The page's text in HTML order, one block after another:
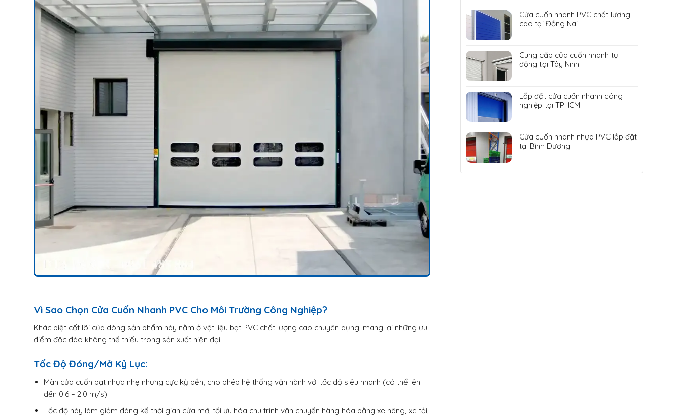
Vì Sao Chọn Cửa Cuốn Nhanh PVC Cho Môi Trường Công Nghiệp?
Khác biệt cốt lõi của dòng sản phẩm này nằm ở vật liệu bạt PVC chất lượng cao chuyên dụng, mang lại những ưu
điểm độc đáo không thể thiếu trong sản xuất hiện đại:
Tốc Độ Đóng/Mở Kỷ Lục:
Màn cửa cuốn bạt nhựa nhẹ nhưng cực kỳ bền, cho phép hệ thống vận hành với tốc độ siêu nhanh (có thể lên
đến 0.6 – 2.0 m/s).
Tốc độ này làm giảm đáng kể thời gian cửa mở, tối ưu hóa chu trình vận chuyển hàng hóa bằng xe nâng, xe tải,
Cửa cuốn nhanh PVC chất lượng
cao tại Đồng Nai
Cung cấp cửa cuốn nhanh tự
động tại Tây Ninh
Lắp đặt cửa cuốn nhanh công
nghiệp tại TPHCM
Cửa cuốn nhanh nhựa PVC lắp đặt
tại Bình Dương